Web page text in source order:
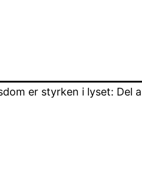
er styrken i lyset: Del